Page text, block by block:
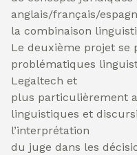
anglais/français/
la combinaison
Le deuxième projet se
problématiques
Legaltech et
plus particulièrement
linguistiques et
l’interprétation
du juge dans les